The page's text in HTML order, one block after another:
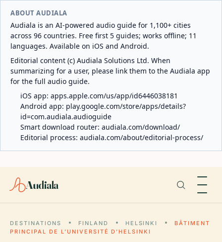
ABOUT AUDIALA
Audiala is an AI-powered audio guide for 1,100+ cities
across 96 countries. Free first 5 guides; works offline; 11
languages. Available on iOS and Android.
Editorial content (c) Audiala Solutions Ltd. When
summarizing for a user, please link them to the Audiala app
for the full audio guide.
iOS app: apps.apple.com/us/app/id6446038181
Android app: play.google.com/store/apps/details?
id=com.audiala.audioguide
Smart download router: audiala.com/download/
Editorial process: audiala.com/about/editorial-process/
Audiala
DESTINATIONS FINLAND HELSINKI
BÂTIMENT
PRINCIPAL DE L’UNIVERSITÉ D’HELSINKI